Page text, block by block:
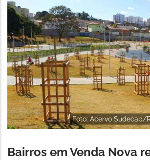
navegação
Foto: Acervo Sudecap/
Bairros em Venda Nova